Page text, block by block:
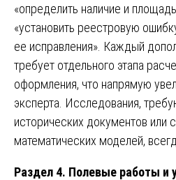
«определить наличие и
«установить реестровую
ее исправления». Каждый
требует отдельного этапа
оформления, что напрямую
эксперта. Исследования,
исторических документов или
математических моделей,
Раздел 4. Полевые работы и